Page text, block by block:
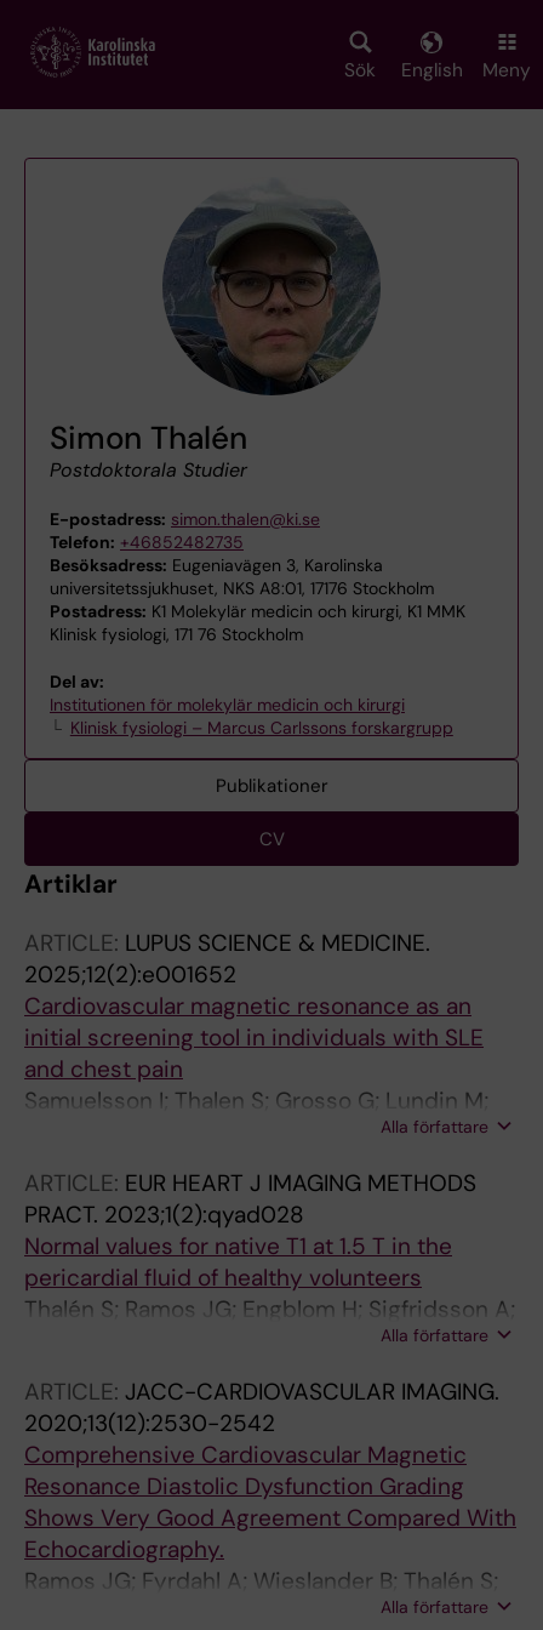
main
Sök English Meny
Simon Thalén
Postdoktorala Studier
E-postadress: simon.thalen@ki.se
Telefon: +46852482735
Besöksadress: Eugeniavägen 3, Karolinska
universitetssjukhuset, NKS A8:01, 17176 Stockholm
Postadress: K1 Molekylär medicin och kirurgi, K1 MMK
Klinisk fysiologi, 171 76 Stockholm
Del av:
Institutionen för molekylär medicin och kirurgi
Klinisk fysiologi – Marcus Carlssons forskargrupp
Publikationer
CV
Artiklar
ARTICLE: LUPUS SCIENCE & MEDICINE.
2025;12(2):e001652
Cardiovascular magnetic resonance as an
initial screening tool in individuals with SLE
and chest pain
Samuelsson I; Thalen S; Grosso G; Lundin M;
Engblom H; Sorensson P; Gunnarsson I;
Alla författare
ARTICLE: EUR HEART J IMAGING METHODS
PRACT. 2023;1(2):qyad028
Normal values for native T1 at 1.5 T in the
pericardial fluid of healthy volunteers
Thalén S; Ramos JG; Engblom H; Sigfridsson A;
Alla författare
ARTICLE: JACC-CARDIOVASCULAR IMAGING.
2020;13(12):2530-2542
Comprehensive Cardiovascular Magnetic
Resonance Diastolic Dysfunction Grading
Shows Very Good Agreement Compared With
Echocardiography.
Ramos JG; Fyrdahl A; Wieslander B; Thalén S;
Reiter G; Reiter U; Jin N; Maret E; Eriksson M;
Alla författare